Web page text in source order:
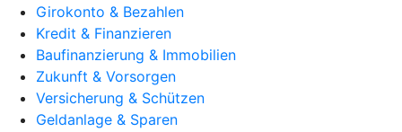
Girokonto & Bezahlen
Kredit & Finanzieren
Baufinanzierung & Immobilien
Zukunft & Vorsorgen
Versicherung & Schützen
Geldanlage & Sparen